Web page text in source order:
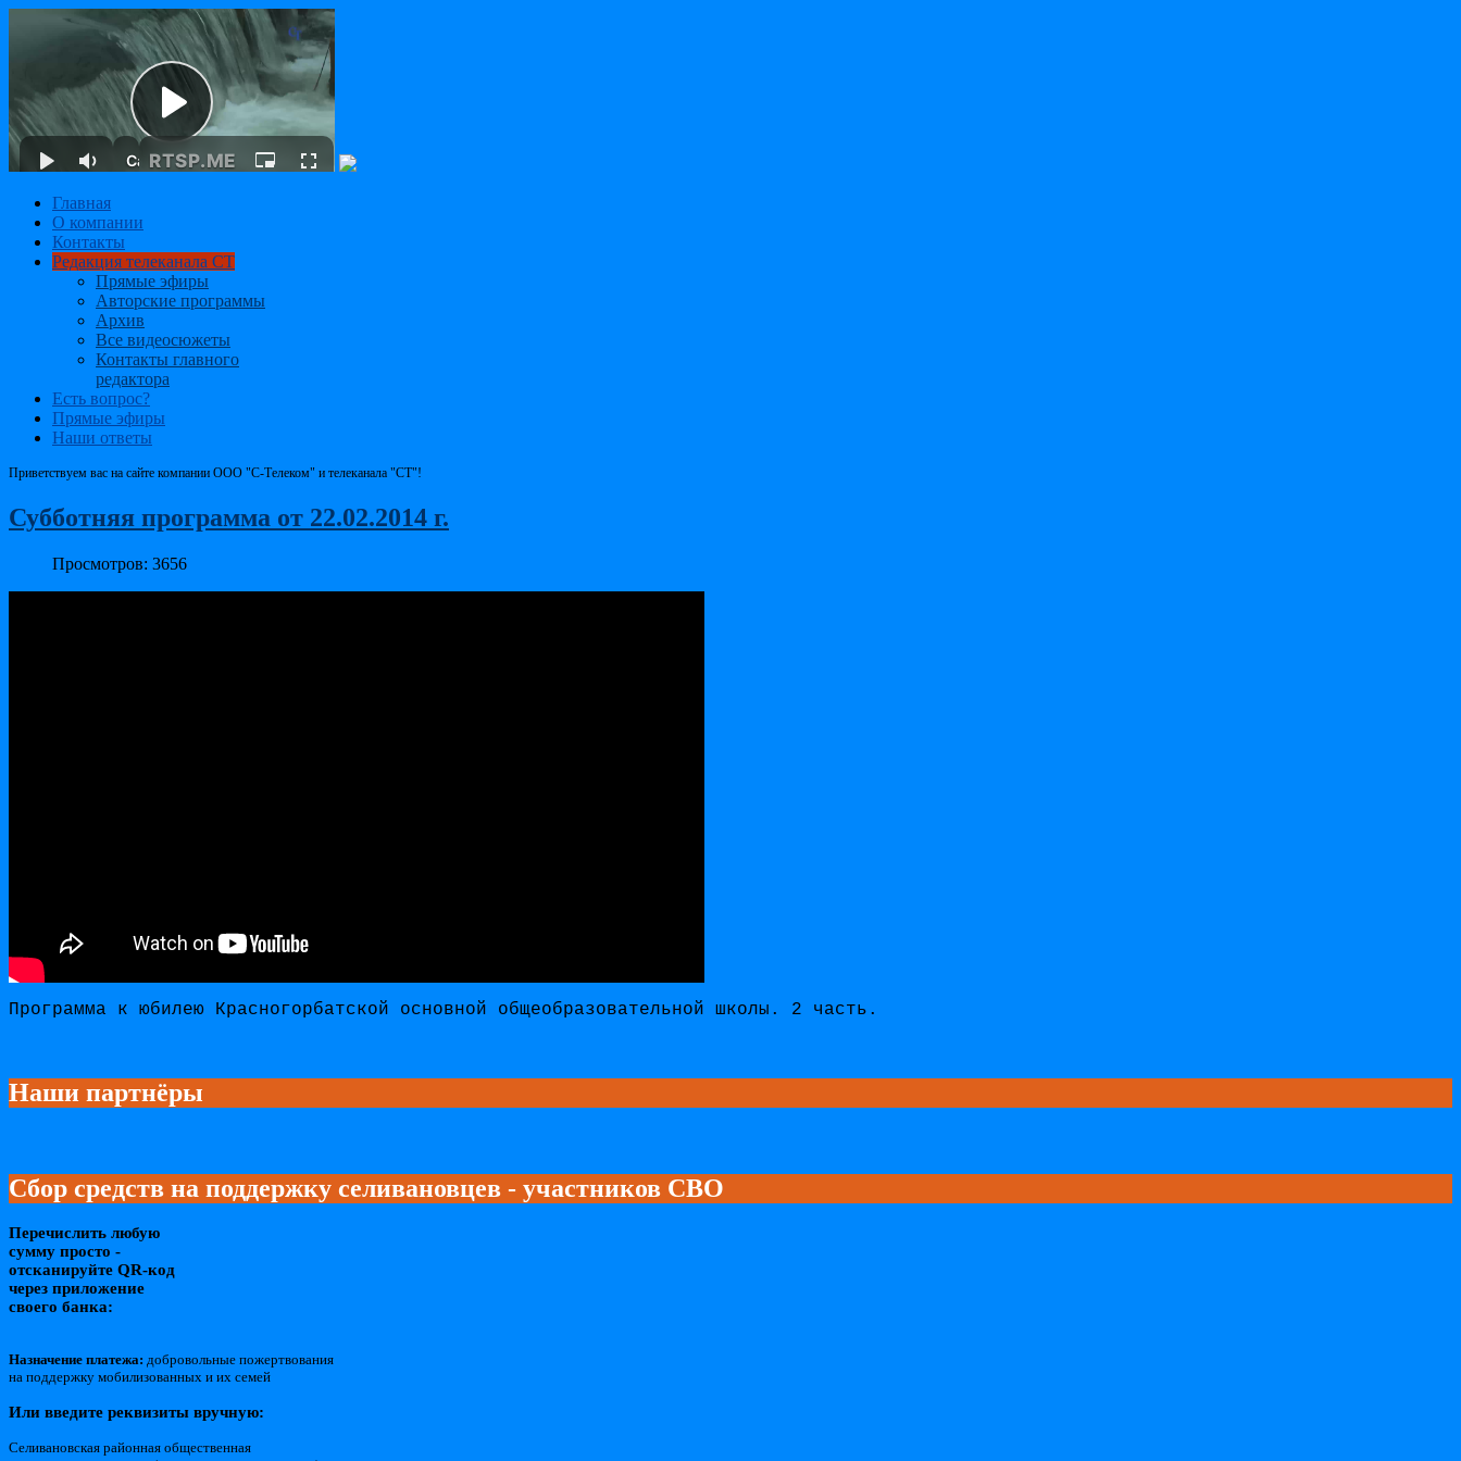
Главная
О компании
Контакты
Редакция телеканала СТ
Прямые эфиры
Авторские программы
Архив
Все видеосюжеты
Контакты главного
редактора
Есть вопрос?
Прямые эфиры
Наши ответы
Приветствуем вас на сайте компании ООО "С-Телеком" и телеканала "СТ"!
Субботняя программа от 22.02.2014 г.
Просмотров: 3656
Программа к юбилею Красногорбатской основной общеобразовательной школы. 2 часть.
Наши партнёры
Сбор средств на поддержку селивановцев - участников СВО
Перечислить любую
сумму просто -
отсканируйте QR-код
через приложение
своего банка:
Назначение платежа: добровольные пожертвования
на поддержку мобилизованных и их семей
Или введите реквизиты вручную:
Селивановская районная общественная